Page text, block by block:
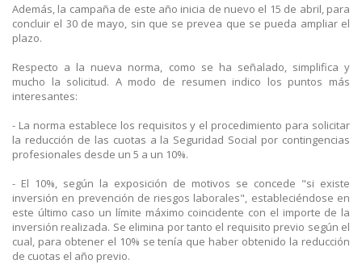
Además, la campaña de este año inicia de nuevo el 15 de abril, para
concluir el 30 de mayo, sin que se prevea que se pueda ampliar el
plazo.
Respecto a la nueva norma, como se ha señalado, simplifica y
mucho la solicitud. A modo de resumen indico los puntos más
interesantes:
- La norma establece los requisitos y el procedimiento para solicitar
la reducción de las cuotas a la Seguridad Social por contingencias
profesionales desde un 5 a un 10%.
- El 10%, según la exposición de motivos se concede "si existe
inversión en prevención de riesgos laborales", estableciéndose en
este último caso un límite máximo coincidente con el importe de la
inversión realizada. Se elimina por tanto el requisito previo según el
cual, para obtener el 10% se tenía que haber obtenido la reducción
de cuotas el año previo.